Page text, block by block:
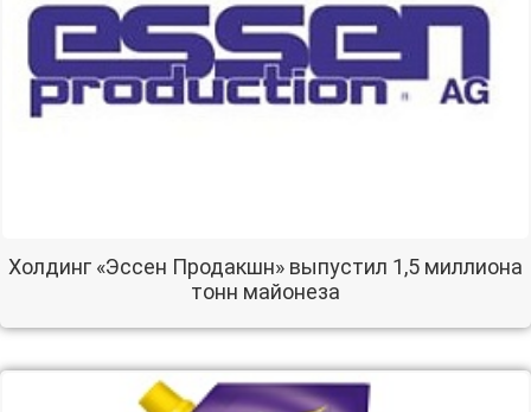
Холдинг «Эссен Продакшн» выпустил 1,5 миллиона
тонн майонеза